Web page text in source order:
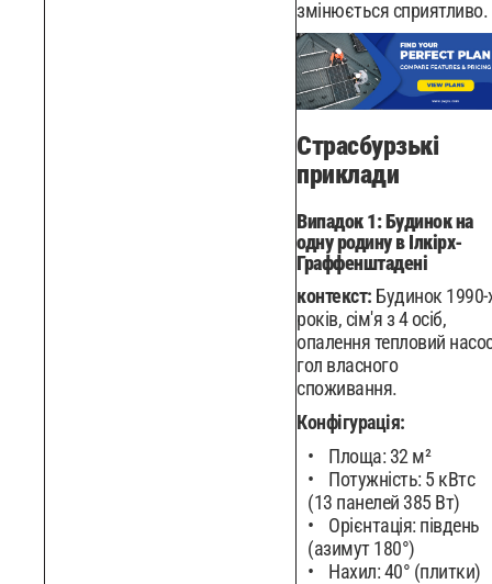
змінюється сприятливо.
Страсбурзькі
приклади
Випадок 1: Будинок на
одну родину в Ілкірх-
Граффенштадені
контекст: Будинок 1990-
років, сім'я з 4 осіб,
опалення тепловий
гол власного
споживання.
Конфігурація:
Площа: 32 м²
Потужність: 5 кВтc
(13 панелей 385 Вт)
Орієнтація: південь
(азимут 180°)
Нахил: 40° (плитки)